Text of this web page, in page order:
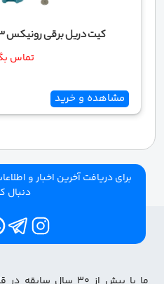
کیت دریل برقی رونیکس 33 پارچه مدل RS-0008
تماس
مشاهده و خرید
برای دریافت آخرین اخبار و
دنبال